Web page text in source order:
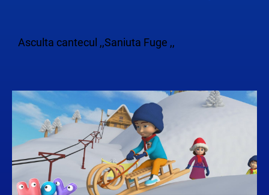
Asculta cantecul ,,Saniuta Fuge ,,